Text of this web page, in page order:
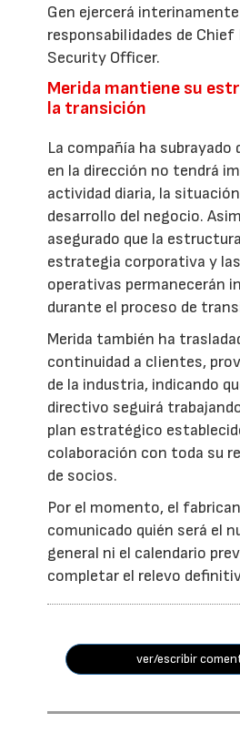
Gen ejercerá
responsabilidades de
Security Officer.
Merida mantiene su
la transición
La compañía ha subrayado
en la dirección no tendrá
actividad diaria, la
desarrollo del negocio.
asegurado que la
estrategia corporativa y
operativas permanecerán
durante el proceso de
Merida también ha
continuidad a clientes,
de la industria, indicando
directivo seguirá
plan estratégico
colaboración con toda su
de socios.
Por el momento, el
comunicado quién será el
general ni el calendario
completar el relevo
ver/escribir